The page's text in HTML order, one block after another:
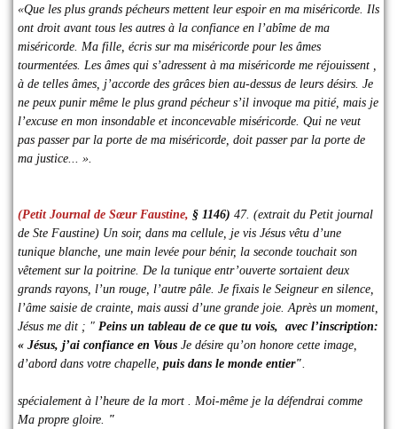
«Que les plus grands pécheurs mettent leur espoir en ma miséricorde. Ils
ont droit avant tous les autres à la confiance en l’abîme de ma
miséricorde. Ma fille, écris sur ma miséricorde pour les âmes
tourmentées. Les âmes qui s’adressent à ma miséricorde me réjouissent ,
à de telles âmes, j’accorde des grâces bien au-dessus de leurs désirs. Je
ne peux punir même le plus grand pécheur s’il invoque ma pitié, mais je
l’excuse en mon insondable et inconcevable miséricorde. Qui ne veut
pas passer par la porte de ma miséricorde, doit passer par la porte de
ma justice... ».
(Petit Journal de Sœur Faustine, § 1146) 47. (extrait du Petit journal
de Ste Faustine) Un soir, dans ma cellule, je vis Jésus vêtu d’une
tunique blanche, une main levée pour bénir, la seconde touchait son
vêtement sur la poitrine. De la tunique entr’ouverte sortaient deux
grands rayons, l’un rouge, l’autre pâle. Je fixais le Seigneur en silence,
l’âme saisie de crainte, mais aussi d’une grande joie. Après un moment,
Jésus me dit ; " Peins un tableau de ce que tu vois, avec l’inscription:
« Jésus, j’ai confiance en Vous Je désire qu’on honore cette image,
d’abord dans votre chapelle, puis dans le monde entier"
spécialement à l’heure de la mort . Moi-même je la défendrai comme
Ma propre gloire.
"